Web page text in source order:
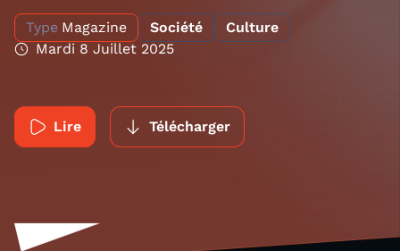
Type Magazine Société
Culture
Mardi 8 Juillet 2025
Lire Télécharger